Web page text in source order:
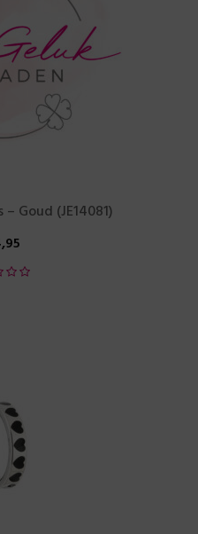
Goud (JE14081)